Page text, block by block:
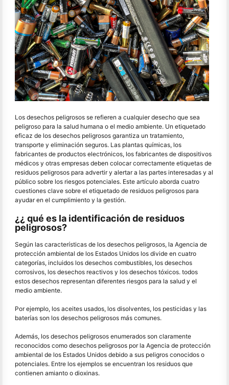
Los desechos peligrosos se refieren a cualquier desecho que sea
peligroso para la salud humana o el medio ambiente. Un etiquetado
eficaz de los desechos peligrosos garantiza un tratamiento,
transporte y eliminación seguros. Las plantas químicas, los
fabricantes de productos electrónicos, los fabricantes de dispositivos
médicos y otras empresas deben colocar correctamente etiquetas de
residuos peligrosos para advertir y alertar a las partes interesadas y al
público sobre los riesgos potenciales. Este artículo aborda cuatro
cuestiones clave sobre el etiquetado de residuos peligrosos para
ayudar en el cumplimiento y la gestión.
¿¿ qué es la identificación de residuos
peligrosos?
Según las características de los desechos peligrosos, la Agencia de
protección ambiental de los Estados Unidos los divide en cuatro
categorías, incluidos los desechos combustibles, los desechos
corrosivos, los desechos reactivos y los desechos tóxicos. todos
estos desechos representan diferentes riesgos para la salud y el
medio ambiente.
Por ejemplo, los aceites usados, los disolventes, los pesticidas y las
baterías son los desechos peligrosos más comunes.
Además, los desechos peligrosos enumerados son claramente
reconocidos como desechos peligrosos por la Agencia de protección
ambiental de los Estados Unidos debido a sus peligros conocidos o
potenciales. Entre los ejemplos se encuentran los residuos que
contienen amianto o dioxinas.